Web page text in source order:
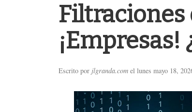
Filtraciones
¡Empresas!
Escrito por jlgranda.com el lunes mayo 18,